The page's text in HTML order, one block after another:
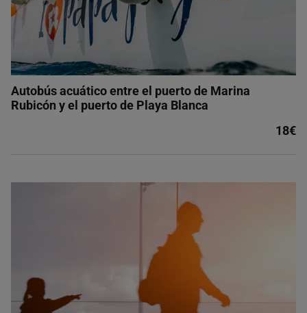
Autobús acuático entre el puerto de Marina
Rubicón y el puerto de Playa Blanca
18€